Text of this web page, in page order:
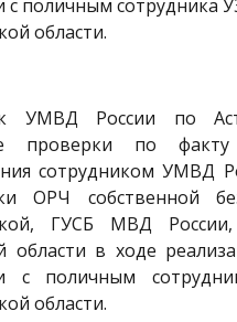
с поличным сотрудника
области.
УМВД России по
проверки по
сотрудником УМВД
ОРЧ собственной
ГУСБ МВД
области в ходе
с поличным
области.